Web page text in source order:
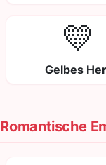
💛
Gelbes
Romantische